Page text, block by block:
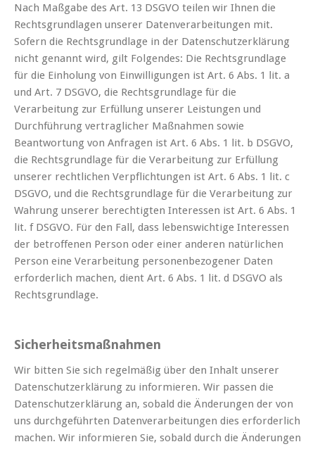
Nach Maßgabe des Art. 13 DSGVO teilen wir Ihnen die
Rechtsgrundlagen unserer Datenverarbeitungen mit.
Sofern die Rechtsgrundlage in der Datenschutzerklärung
nicht genannt wird, gilt Folgendes: Die Rechtsgrundlage
für die Einholung von Einwilligungen ist Art. 6 Abs. 1 lit. a
und Art. 7 DSGVO, die Rechtsgrundlage für die
Verarbeitung zur Erfüllung unserer Leistungen und
Durchführung vertraglicher Maßnahmen sowie
Beantwortung von Anfragen ist Art. 6 Abs. 1 lit. b DSGVO,
die Rechtsgrundlage für die Verarbeitung zur Erfüllung
unserer rechtlichen Verpflichtungen ist Art. 6 Abs. 1 lit. c
DSGVO, und die Rechtsgrundlage für die Verarbeitung zur
Wahrung unserer berechtigten Interessen ist Art. 6 Abs. 1
lit. f DSGVO. Für den Fall, dass lebenswichtige Interessen
der betroffenen Person oder einer anderen natürlichen
Person eine Verarbeitung personenbezogener Daten
erforderlich machen, dient Art. 6 Abs. 1 lit. d DSGVO als
Rechtsgrundlage.
Sicherheitsmaßnahmen
Wir bitten Sie sich regelmäßig über den Inhalt unserer
Datenschutzerklärung zu informieren. Wir passen die
Datenschutzerklärung an, sobald die Änderungen der von
uns durchgeführten Datenverarbeitungen dies erforderlich
machen. Wir informieren Sie, sobald durch die Änderungen